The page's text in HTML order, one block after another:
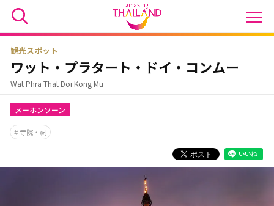
観光スポット
ワット・プラタート・ドイ・コンムー
Wat Phra That Doi Kong Mu
メーホンソーン
寺院・祠